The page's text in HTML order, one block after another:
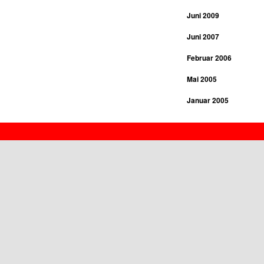
Juni 2009
Juni 2007
Februar 2006
Mai 2005
Januar 2005
Januar 2004
Juli 2003